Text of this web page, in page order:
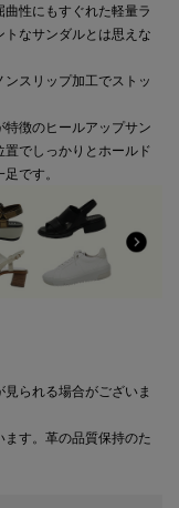
性にもすぐれた軽量ラ
なサンダルとは思えな
スリップ加工でストッ
徴のヒールアップサン
でしっかりとホールド
です。
られる場合がございま
す。革の品質保持のた